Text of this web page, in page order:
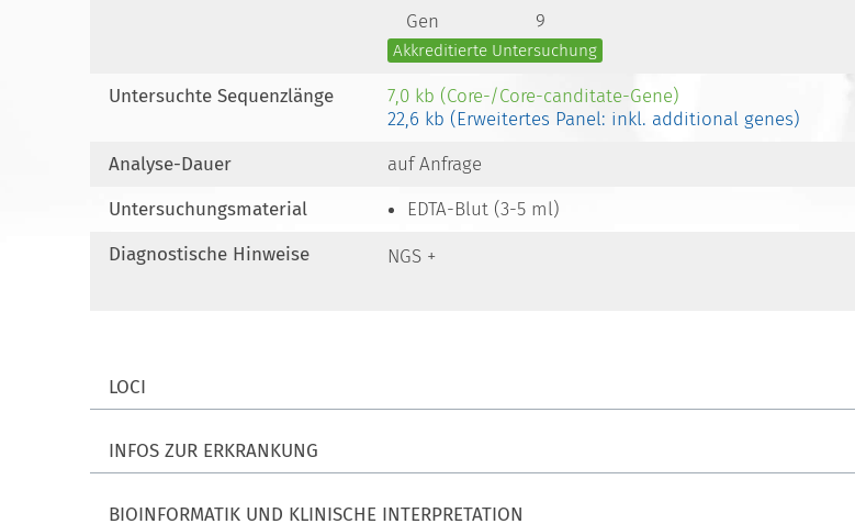
Gen
9
Akkreditierte Untersuchung
Untersuchte Sequenzlänge
7,0 kb (Core-/Core-canditate-Gene)
22,6 kb (Erweitertes Panel: inkl. additional genes)
Analyse-Dauer
auf Anfrage
Untersuchungsmaterial
EDTA-Blut (3-5 ml)
Diagnostische Hinweise
NGS +
LOCI
INFOS ZUR ERKRANKUNG
BIOINFORMATIK UND KLINISCHE INTERPRETATION